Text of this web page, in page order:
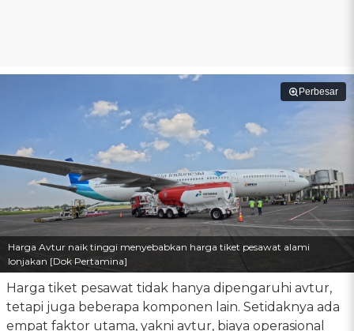
Perbesar
Harga Avtur naik tinggi menyebabkan harga tiket pesawat alami
lonjakan [Dok Pertamina]
Harga tiket pesawat tidak hanya dipengaruhi avtur,
tetapi juga beberapa komponen lain. Setidaknya ada
empat faktor utama, yakni avtur, biaya operasional